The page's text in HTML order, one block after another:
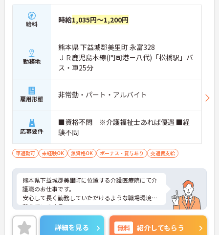
給料 時給1,035円～1,200円
勤務地
熊本県 下益城郡美里町 永富328
ＪＲ鹿児島本線(門司港－八代)「松橋駅」バ
ス・車25分
雇用形態 非常勤・パート・アルバイト
応募要件
■資格不問 ※介護福祉士あれば優遇 ■経
験不問
車通勤可 未経験OK 無資格OK ボーナス・賞与あり 交通費支給
熊本県下益城郡美里町に位置する介護医療院にて介
護職のお仕事です。
安心して長く勤務していただけるような職場環境を
整えています◎
ご興味ある方には、面接対策ポイントなど、さらに
詳細をお話しいたしますのでお気軽にご相談くださ
い！
詳細を見る 無料 紹介してもらう